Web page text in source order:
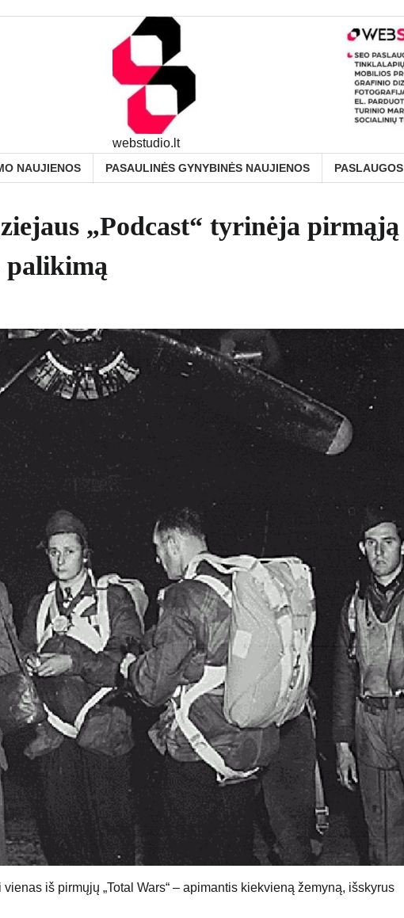
webstudio.lt
NAUJIENOS PASAULINĖS GYNYBINĖS NAUJIENOS PASLAUGOS
„Podcast“ tyrinėja pirmąją
palikimą
iš pirmųjų „Total Wars“ – apimantis kiekvieną žemyną, išskyrus